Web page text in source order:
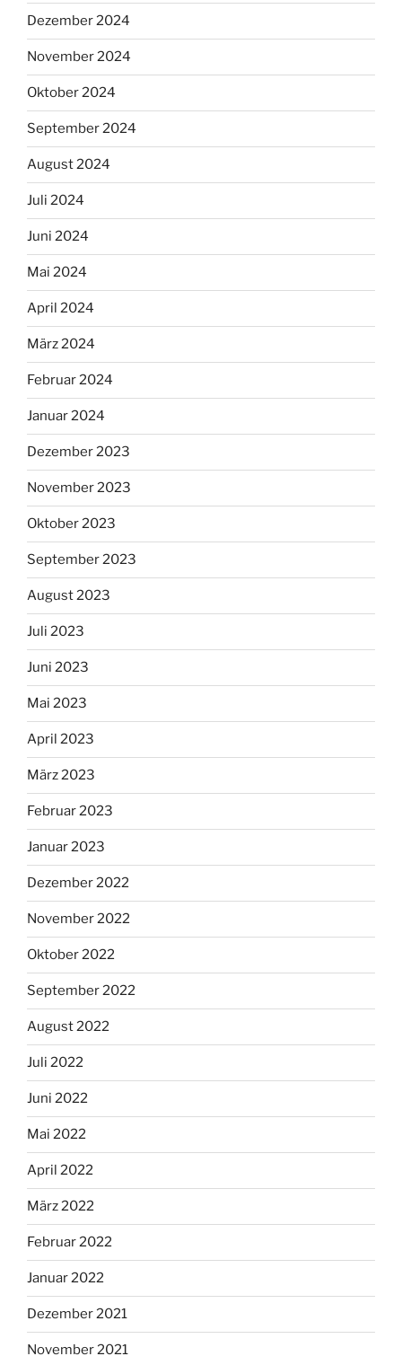
Dezember 2024
November 2024
Oktober 2024
September 2024
August 2024
Juli 2024
Juni 2024
Mai 2024
April 2024
März 2024
Februar 2024
Januar 2024
Dezember 2023
November 2023
Oktober 2023
September 2023
August 2023
Juli 2023
Juni 2023
Mai 2023
April 2023
März 2023
Februar 2023
Januar 2023
Dezember 2022
November 2022
Oktober 2022
September 2022
August 2022
Juli 2022
Juni 2022
Mai 2022
April 2022
März 2022
Februar 2022
Januar 2022
Dezember 2021
November 2021